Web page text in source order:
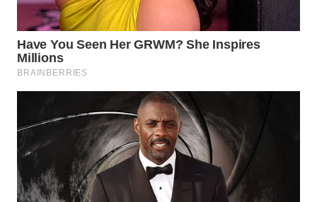
WN
GORONTALO
WN
SULUT
MALUKU
MALUT